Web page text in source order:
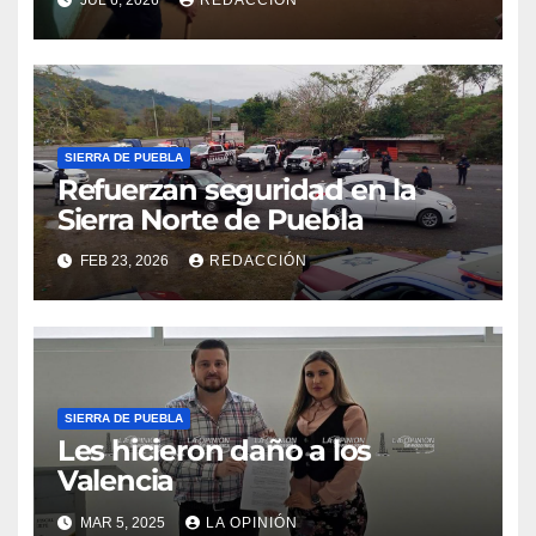
Puebla
SIERRA DE PUEBLA
Refuerzan seguridad en la
Sierra Norte de Puebla
FEB 23, 2026 REDACCIÓN
SIERRA DE PUEBLA
Les hicieron daño a los
Valencia
MAR 5, 2025 LA OPINIÓN